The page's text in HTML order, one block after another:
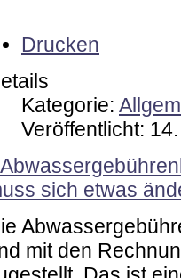
Drucken
Kategorie:
Veröffentlicht:
mit den